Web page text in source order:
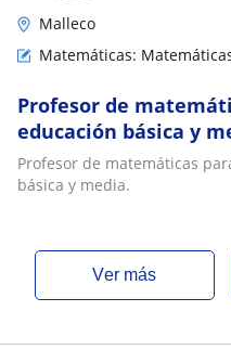
Malleco
Matemáticas:
Profesor de
educación básica y
Profesor de matemáticas
básica y media.
ver más